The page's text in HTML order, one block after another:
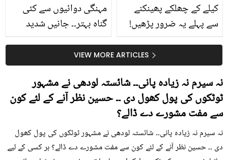
مہنگی دوائیوں سے کئی
گناہ بہتر۔۔ جانیں شدید
کیوں کھانا چاہیے؟
کیلے کے چھلکے پھینکنے
سے پہلے یہ ضرور پڑھیں!
سستا اور قدرتی حلVIEW MORE ARTICLES
نہ سیرم نہ زیادہ پانی۔۔ شائستہ لودھی نے مشہور
ٹوٹکوں کی پول کھول دی ۔۔ حسین نظر آنے کے لئے کون
سے مفت مشورے دے ڈالے؟
نہ سیرم نہ زیادہ پانی۔۔ شائستہ لودھی نے مشہور ٹوٹکوں کی پول کھول
دی ۔۔ حسین نظر آنے کے لئے کون سے مفت مشورے دے ڈالے؟ ہر کسی کے لیے